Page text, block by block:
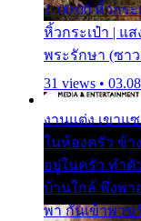
1. 00:00 หิ้วกระ
หิ้วกระเป๋า | แ
พระรักษา (ซา
31 views •
งานแต่ง เขาแ
ในห้องครัว ข้า
อยู่ในครัว ทำตั
บ้านใกล้ พึ่งพา
พา กันเข้าพาข